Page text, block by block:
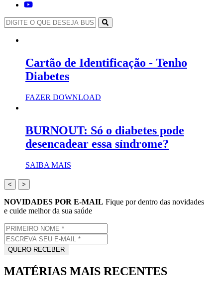
Cartão de Identificação - Tenho
Diabetes
FAZER DOWNLOAD
BURNOUT: Só o diabetes pode
desencadear essa síndrome?
SAIBA MAIS
< >
NOVIDADES POR E-MAIL Fique por dentro das novidades
e cuide melhor da sua saúde
MATÉRIAS MAIS RECENTES